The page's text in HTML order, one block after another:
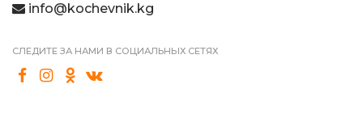
info@kochevnik.kg
СЛЕДИТЕ ЗА НАМИ В СОЦИАЛЬНЫХ СЕТЯХ